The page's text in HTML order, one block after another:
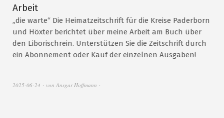
Arbeit
„die warte“ Die Heimatzeitschrift für die Kreise Paderborn
und Höxter berichtet über meine Arbeit am Buch über
den Liborischrein. Unterstützen Sie die Zeitschrift durch
ein Abonnement oder Kauf der einzelnen Ausgaben!
2025-06-24 von Ansgar Hoffmann